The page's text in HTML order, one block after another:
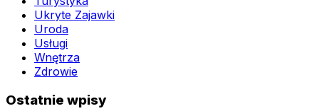
Ukryte Zajawki
Uroda
Usługi
Wnętrza
Zdrowie
Ostatnie wpisy